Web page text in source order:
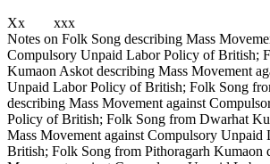
Xx xxx
Notes on Folk Song describing Mass
Compulsory Unpaid Labor Policy of British;
Kumaon Askot describing Mass Movement
Unpaid Labor Policy of British; Folk Song
describing Mass Movement against
Policy of British; Folk Song from Dwarhat
Mass Movement against Compulsory Unpaid
British; Folk Song from Pithoragarh Kumaon